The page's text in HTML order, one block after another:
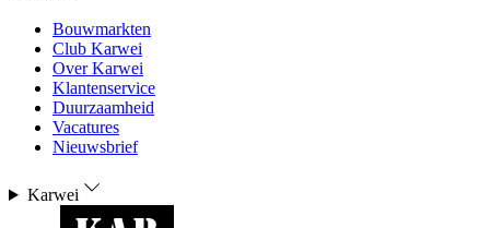
Bouwmarkten
Club Karwei
Over Karwei
Klantenservice
Duurzaamheid
Vacatures
Nieuwsbrief
Karwei